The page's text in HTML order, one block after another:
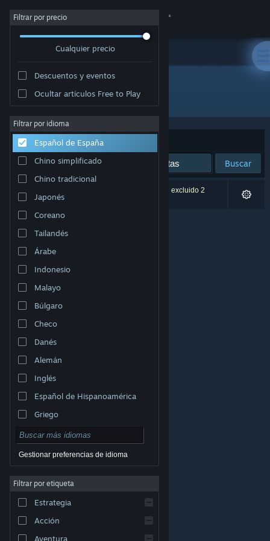
Iniciar sesión
Acerca de
Soporte
Cambiar idioma
Descargar Steam Mobile
Ver versión clásica
© Valve Corporation. Todos los derechos reservados.
respectivos dueños en EE. UU. y otros países.
Acuerdo de Suscriptor a Steam
Cookies
Filtrar por precio
Cualquier precio
Descuentos y eventos
Ocultar artículos Free to Play
Filtrar por idioma
Español de España
Chino simplificado
Chino tradicional
Japonés
Coreano
Tailandés
Árabe
Indonesio
Malayo
Búlgaro
Checo
Danés
Alemán
Inglés
Español de Hispanoamérica
Griego
Gestionar preferencias de idioma
Filtrar por etiqueta
Estrategia
Acción
Aventura
Desarrollador: aarthificial
Ordenar por Relevancia
Buscar
0 resultados coinciden con la búsqueda. Se han excluido 2
títulos basándose en tus preferencias.